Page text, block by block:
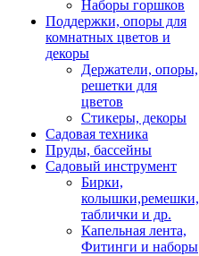
Наборы горшков
Поддержки, опоры для
комнатных цветов и
декоры
Держатели, опоры,
решетки для
цветов
Стикеры, декоры
Садовая техника
Пруды, бассейны
Садовый инструмент
Бирки,
колышки,ремешки,
таблички и др.
Капельная лента,
Фитинги и наборы